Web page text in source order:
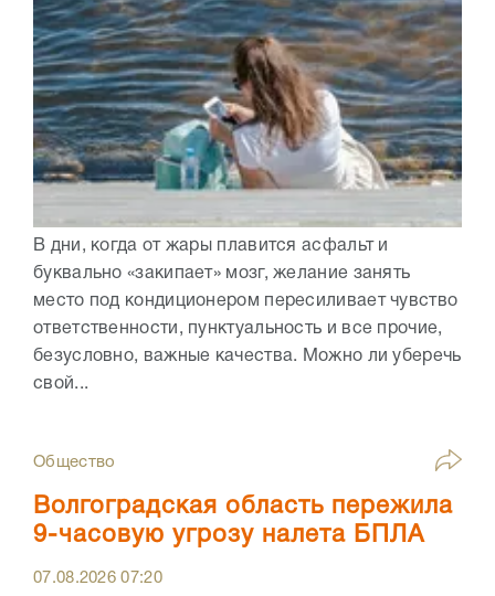
В дни, когда от жары плавится асфальт и
буквально «закипает» мозг, желание занять
место под кондиционером пересиливает чувство
ответственности, пунктуальность и все прочие,
безусловно, важные качества. Можно ли уберечь
свой...
Общество
Волгоградская область пережила
9-часовую угрозу налета БПЛА
07.08.202607:20